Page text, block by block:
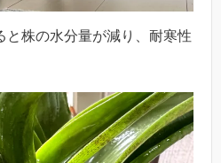
と株の水分量が減り、耐寒性